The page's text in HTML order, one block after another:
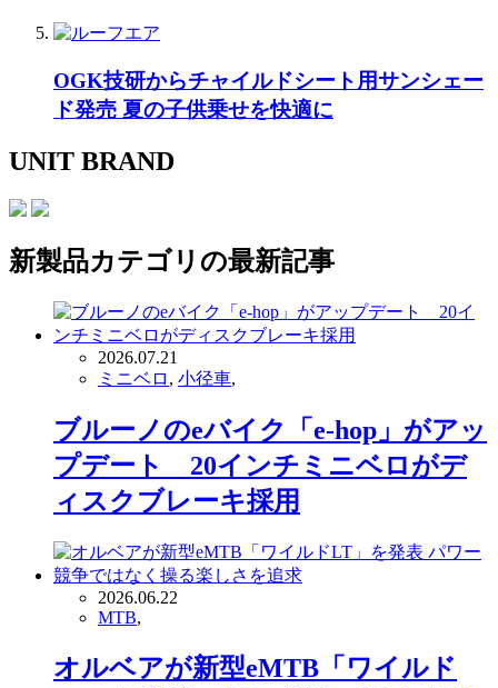
OGK技研からチャイルドシート用サンシェー
ド発売 夏の子供乗せを快適に
UNIT BRAND
新製品カテゴリの最新記事
2026.07.21
ミニベロ , 小径車,
ブルーノのeバイク「e-hop」がアッ
プデート 20インチミニベロがデ
ィスクブレーキ採用
2026.06.22
MTB,
オルベアが新型eMTB「ワイルド